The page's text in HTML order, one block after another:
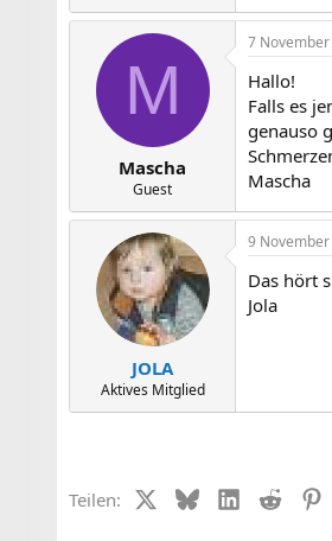
M
Mascha
Guest
7
Hallo!
Falls es
genauso
Mascha
JOLA
Aktives Mitglied
9
Das hört
Jola
Teilen: X (Twitter)
BlueskyLinkedIn
Reddit